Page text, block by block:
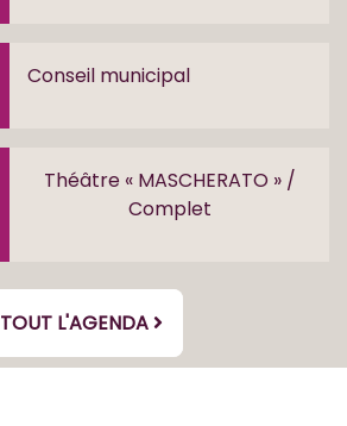
Conseil municipal
Théâtre « MASCHERATO » /
Complet
TOUT L'AGENDA